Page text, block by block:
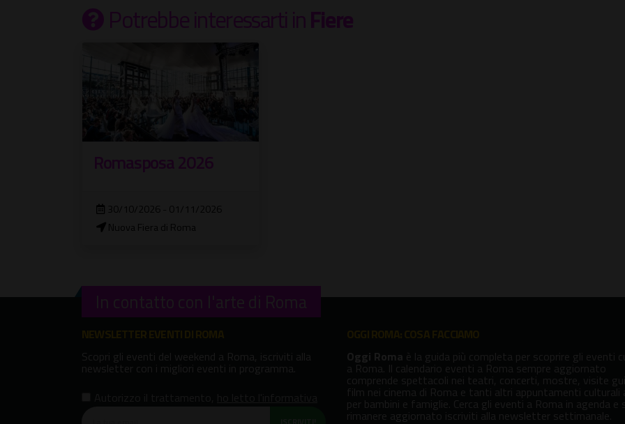
Potrebbe interessartiinFiere
Romasposa 2026
30/10/2026 - 01/11/2026
Nuova Fiera di Roma
In contatto con l'arte di Roma